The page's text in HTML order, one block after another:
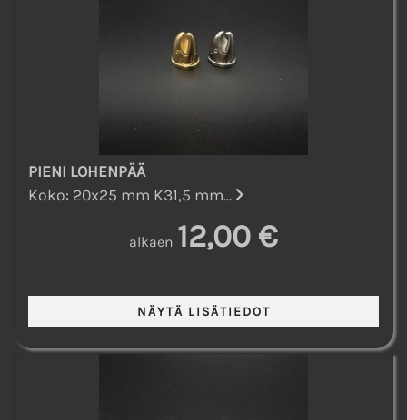
PIENI LOHENPÄÄ
Koko: 20x25 mm K31,5 mm...
alkaen 12,00 €